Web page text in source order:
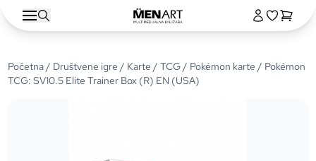
Početna/ Društvene igre / Karte /TCG/ Pokémon karte / Pokémon
TCG: SV10.5 Elite Trainer Box (R) EN (USA)